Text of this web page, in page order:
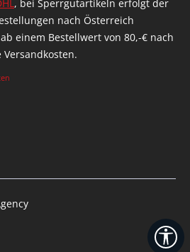
, bei Sperrgutartikeln erfolgt der
nach Österreich
einem Bestellwert von 80,-€ nach